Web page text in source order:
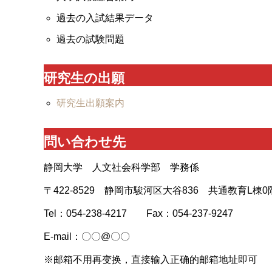
過去の入試結果データ
過去の試験問題
研究生の出願
研究生出願案内
問い合わせ先
静岡大学 人文社会科学部 学務係
〒422-8529 静岡市駿河区大谷836 共通教育L棟0
Tel：054-238-4217 Fax：054-237-9247
E-mail：〇〇@〇〇
※邮箱不用再变换，直接输入正确的邮箱地址即可